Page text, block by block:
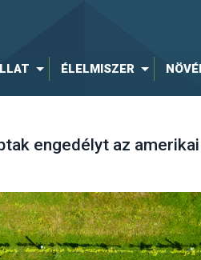
ÉLELMISZER
engedélyt az